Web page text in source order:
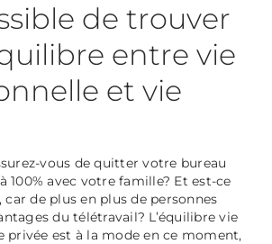
de trouver
entre vie
et vie
vous de quitter votre bureau
100% avec votre famille? Et est-ce
de plus en plus de personnes
du télétravail? L’équilibre vie
privée est à la mode en ce moment,